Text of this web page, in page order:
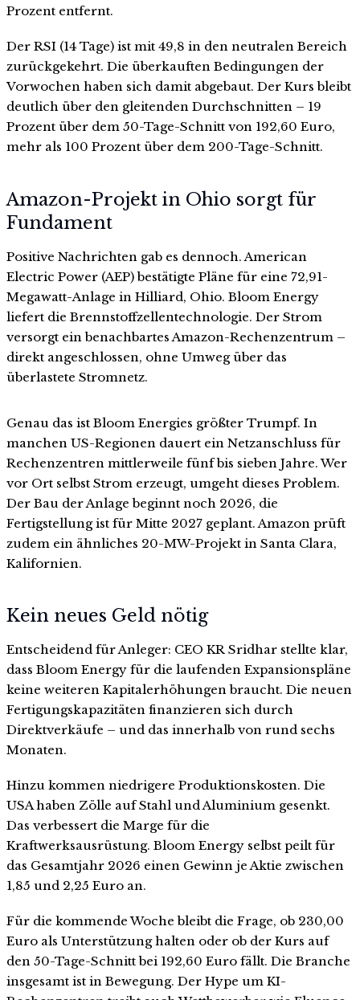
Prozent entfernt.
Der RSI (14 Tage) ist mit 49,8 in den neutralen Bereich
zurückgekehrt. Die überkauften Bedingungen der
Vorwochen haben sich damit abgebaut. Der Kurs bleibt
deutlich über den gleitenden Durchschnitten – 19
Prozent über dem 50-Tage-Schnitt von 192,60 Euro,
mehr als 100 Prozent über dem 200-Tage-Schnitt.
Amazon-Projekt in Ohio sorgt für
Fundament
Positive Nachrichten gab es dennoch. American
Electric Power (AEP) bestätigte Pläne für eine 72,91-
Megawatt-Anlage in Hilliard, Ohio. Bloom Energy
liefert die Brennstoffzellentechnologie. Der Strom
versorgt ein benachbartes Amazon-Rechenzentrum –
direkt angeschlossen, ohne Umweg über das
überlastete Stromnetz.
Genau das ist Bloom Energies größter Trumpf. In
manchen US-Regionen dauert ein Netzanschluss für
Rechenzentren mittlerweile fünf bis sieben Jahre. Wer
vor Ort selbst Strom erzeugt, umgeht dieses Problem.
Der Bau der Anlage beginnt noch 2026, die
Fertigstellung ist für Mitte 2027 geplant. Amazon prüft
zudem ein ähnliches 20-MW-Projekt in Santa Clara,
Kalifornien.
Kein neues Geld nötig
Entscheidend für Anleger: CEO KR Sridhar stellte klar,
dass Bloom Energy für die laufenden Expansionspläne
keine weiteren Kapitalerhöhungen braucht. Die neuen
Fertigungskapazitäten finanzieren sich durch
Direktverkäufe – und das innerhalb von rund sechs
Monaten.
Hinzu kommen niedrigere Produktionskosten. Die
USA haben Zölle auf Stahl und Aluminium gesenkt.
Das verbessert die Marge für die
Kraftwerksausrüstung. Bloom Energy selbst peilt für
das Gesamtjahr 2026 einen Gewinn je Aktie zwischen
1,85 und 2,25 Euro an.
Für die kommende Woche bleibt die Frage, ob 230,00
Euro als Unterstützung halten oder ob der Kurs auf
den 50-Tage-Schnitt bei 192,60 Euro fällt. Die Branche
insgesamt ist in Bewegung. Der Hype um KI-